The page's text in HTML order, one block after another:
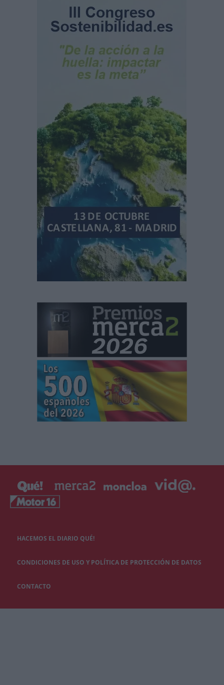
HACEMOS EL DIARIO QUÉ!
CONDICIONES DE USO Y POLÍTICA DE PROTECCIÓN DE DATOS
CONTACTO